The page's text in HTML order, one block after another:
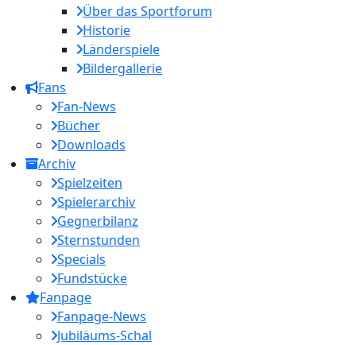
Über das Sportforum
Historie
Länderspiele
Bildergallerie
Fans
Fan-News
Bücher
Downloads
Archiv
Spielzeiten
Spielerarchiv
Gegnerbilanz
Sternstunden
Specials
Fundstücke
Fanpage
Fanpage-News
Jubiläums-Schal